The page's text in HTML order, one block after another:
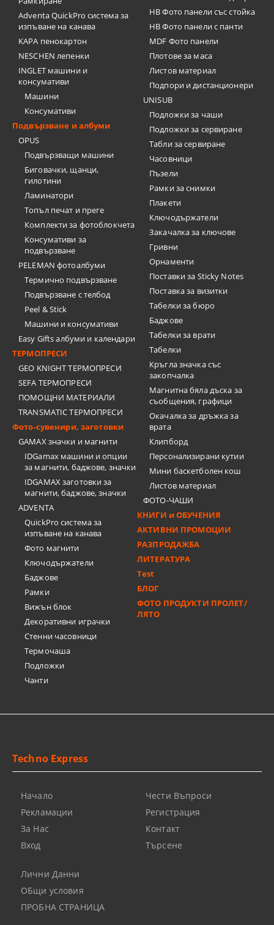
Adventa QuickPro система за
изпъване на канава
KAPA пенокартон
NESCHEN лепенки
INGLET машини и
консумативи
Машини
Консумативи
Подвързване и албуми
OPUS
Подвързващи машини
Биговачки, щанци,
гилотини
Ламинатори
Топъл печат и преге
Комплекти за фотоблокчета
Консумативи за
подвързване
PELEMAN фотоалбуми
Термично подвързване
Подвързване с телбод
Peel & Stick
Машини и консумативи
Easy Gifts албуми и календари
ТЕРМОПРЕСИ
GEO KNIGHT ТЕРМОПРЕСИ
SEFA ТЕРМОПРЕСИ
ПОМОЩНИ МАТЕРИАЛИ
TRANSMATIC ТЕРМОПРЕСИ
Фото-сувенири, заготовки
GAMAX значки и магнити
IDGamax машини и опции
за магнити, баджове, значки
IDGAMAX заготовки за
магнити, баджове, значки
ADVENTA
QuickPro система за
изпъване на канава
Фото магнити
Ключодържатели
Баджове
Рамки
Вижън блок
Декоративни играчки
Стенни часовници
Термочашa
Подложки
Чанти
HB Фото панели със стойка
HB Фото панели с панти
MDF Фото панели
Плотове за маса
Листов материал
Подпори и дистанционери
UNISUB
Подложки за чаши
Подложки за сервиране
Табли за сервиране
Часовници
Пъзели
Рамки за снимки
Плакети
Ключодържатели
Закачалка за ключове
Гривни
Орнаменти
Поставки за Sticky Notes
Поставка за визитки
Tабелки за бюро
Баджове
Табелки за врати
Табелки
Кръгла значка със
закопчалка
Магнитна бяла дъска за
съобщения, графици
Окачалка за дръжка за
врата
Клипборд
Персонализирани кутии
Мини баскетболен кош
Листов материал
ФОТО-ЧАШИ
КНИГИ и ОБУЧЕНИЯ
АКТИВНИ ПРОМОЦИИ
РАЗПРОДАЖБА
ЛИТЕРАТУРА
Test
БЛОГ
ФОТО ПРОДУКТИ ПРОЛЕТ/
ЛЯТО
Techno Express
Начало
Рекламации
За Нас
Вход
Чести Въпроси
Регистрация
Контакт
Търсене
Лични Данни
ОБщи условия
ПРОБНА СТРАНИЦА